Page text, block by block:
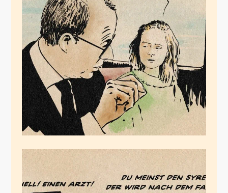
Kann es sein…
Dezember 11, 2024